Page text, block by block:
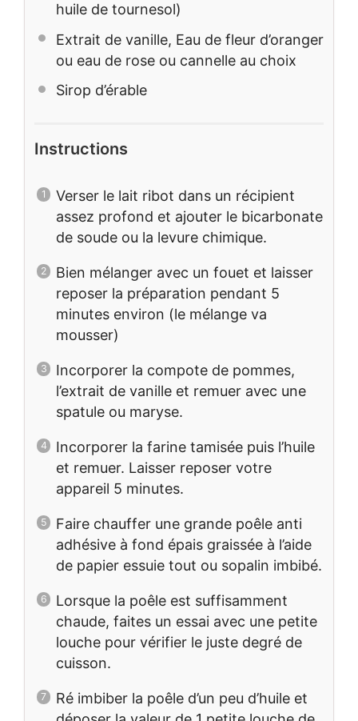
huile de tournesol)
Extrait de vanille, Eau de fleur d’oranger
ou eau de rose ou cannelle au choix
Sirop d’érable
Instructions
Verser le lait ribot dans un récipient
assez profond et ajouter le bicarbonate
de soude ou la levure chimique.
Bien mélanger avec un fouet et laisser
reposer la préparation pendant 5
minutes environ (le mélange va
mousser)
Incorporer la compote de pommes,
l’extrait de vanille et remuer avec une
spatule ou maryse.
Incorporer la farine tamisée puis l’huile
et remuer. Laisser reposer votre
appareil 5 minutes.
Faire chauffer une grande poêle anti
adhésive à fond épais graissée à l’aide
de papier essuie tout ou sopalin imbibé.
Lorsque la poêle est suffisamment
chaude, faites un essai avec une petite
louche pour vérifier le juste degré de
cuisson.
Ré imbiber la poêle d’un peu d’huile et